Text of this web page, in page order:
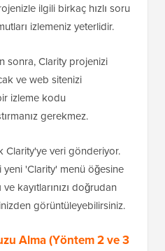
ilgili birkaç hızlı soru
izlemeniz yeterlidir.
sonra, Clarity projenizi
ve web sitenizi
izleme kodu
gerekmez.
Clarity'ye veri gönderiyor.
'Clarity' menü öğesine
ve kayıtlarınızı doğrudan
görüntüleyebilirsiniz.
Alma (Yöntem 2 ve 3